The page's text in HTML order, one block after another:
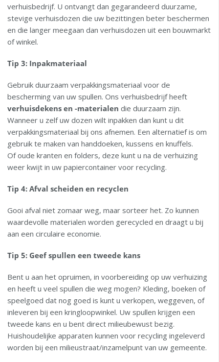
verhuisbedrijf. U ontvangt dan gegarandeerd duurzame,
stevige verhuisdozen die uw bezittingen beter beschermen
en die langer meegaan dan verhuisdozen uit een bouwmarkt
of winkel.
Tip 3: Inpakmateriaal
Gebruik duurzaam verpakkingsmateriaal voor de
bescherming van uw spullen. Ons verhuisbedrijf heeft
verhuisdekens en -materialen die duurzaam zijn.
Wanneer u zelf uw dozen wilt inpakken dan kunt u dit
verpakkingsmateriaal bij ons afnemen. Een alternatief is om
gebruik te maken van handdoeken, kussens en knuffels.
Of oude kranten en folders, deze kunt u na de verhuizing
weer kwijt in uw papiercontainer voor recycling.
Tip 4: Afval scheiden en recyclen
Gooi afval niet zomaar weg, maar sorteer het. Zo kunnen
waardevolle materialen worden gerecycled en draagt u bij
aan een circulaire economie.
Tip 5: Geef spullen een tweede kans
Bent u aan het opruimen, in voorbereiding op uw verhuizing
en heeft u veel spullen die weg mogen? Kleding, boeken of
speelgoed dat nog goed is kunt u verkopen, weggeven, of
inleveren bij een kringloopwinkel. Uw spullen krijgen een
tweede kans en u bent direct milieubewust bezig.
Huishoudelijke apparaten kunnen voor recycling ingeleverd
worden bij een milieustraat/inzamelpunt van uw gemeente.